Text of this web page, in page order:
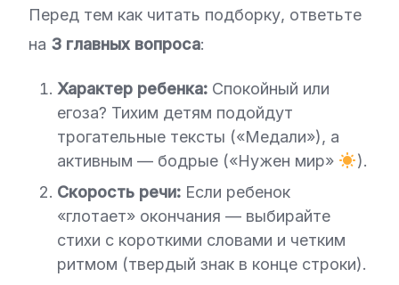
Перед тем как читать подборку, ответьте
на 3 главных вопроса:
Характер ребенка: Спокойный или
егоза? Тихим детям подойдут
трогательные тексты («Медали»), а
активным — бодрые («Нужен мир»
).
Скорость речи: Если ребенок
«глотает» окончания — выбирайте
стихи с короткими словами и четким
ритмом (твердый знак в конце строки).